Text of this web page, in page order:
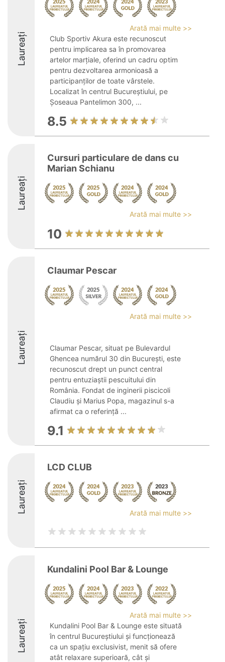
Laureați
Arată mai multe >>
Club Sportiv Akura este recunoscut
pentru implicarea sa în promovarea
artelor marțiale, oferind un cadru optim
pentru dezvoltarea armonioasă a
participanților de toate vârstele.
Localizat în centrul Bucureștiului, pe
Șoseaua Pantelimon 300, ...
8.5
Laureați
Cursuri particulare de dans cu
Marian Schianu
Arată mai multe >>
10
Laureați
Claumar Pescar
Arată mai multe >>
Claumar Pescar, situat pe Bulevardul
Ghencea numărul 30 din București, este
recunoscut drept un punct central
pentru entuziaștii pescuitului din
România. Fondat de inginerii piscicoli
Claudiu și Marius Popa, magazinul s-a
afirmat ca o referință ...
9.1
Laureați
LCD CLUB
Arată mai multe >>
Laureați
Kundalini Pool Bar & Lounge
Arată mai multe >>
Kundalini Pool Bar & Lounge este situată
în centrul Bucureștiului și funcționează
ca un spațiu exclusivist, menit să ofere
atât relaxare superioară, cât și